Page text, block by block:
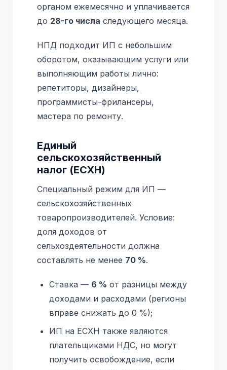
органом ежемесячно и уплачивается
до 28-го числа следующего месяца.
НПД подходит ИП с небольшим
оборотом, оказывающим услуги или
выполняющим работы лично:
репетиторы, дизайнеры,
программисты-фрилансеры,
мастера по ремонту.
Единый
сельскохозяйственный
налог (ЕСХН)
Специальный режим для ИП —
сельскохозяйственных
товаропроизводителей. Условие:
доля доходов от
сельхоздеятельности должна
составлять не менее 70 %.
Ставка — 6 % от разницы между
доходами и расходами (регионы
вправе снижать до 0 %);
ИП на ЕСХН также являются
плательщиками НДС, но могут
получить освобождение, если